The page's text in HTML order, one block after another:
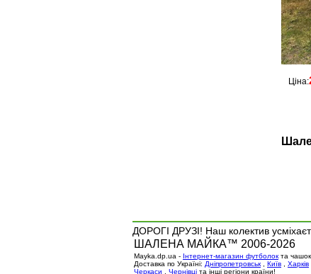
Ціна:
ДОРОГІ ДРУЗІ! Наш колектив
ШАЛЕНА МАЙКА™ 2006-2026
Mayka.dp.ua - Інтернет-магазин футболок та чашок
Доставка по Україні: Дніпропетровськ Київ Харків
Черкаси
Чернівці та інші регіони країни!